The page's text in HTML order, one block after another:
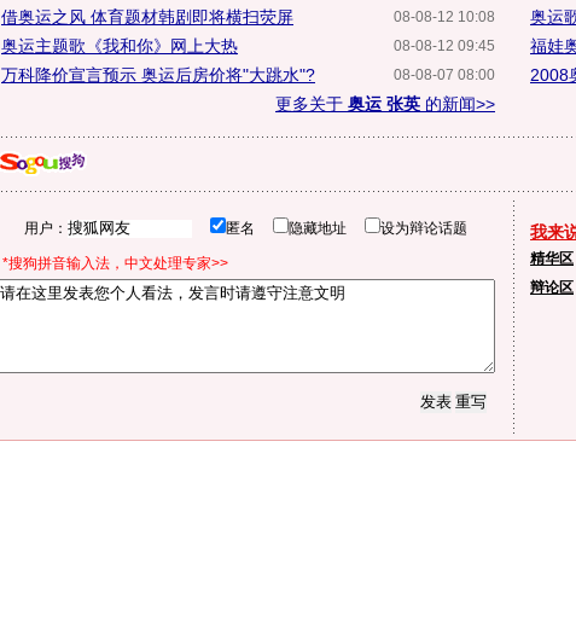
08-08-12 10:08
借奥运之风 体育题材韩剧即将横扫荧屏
08-08-12 09:45
奥运主题歌《我和你》网上大热
08-08-07 08:00
万科降价宣言预示 奥运后房价将"大跳水"?
更多关于 奥运 张英 的新闻>>
奥运
福娃
2008
用户： 匿名 隐藏地址 设为辩论话题
*搜狗拼音输入法，中文处理专家>>
我来
精华区
辩论区